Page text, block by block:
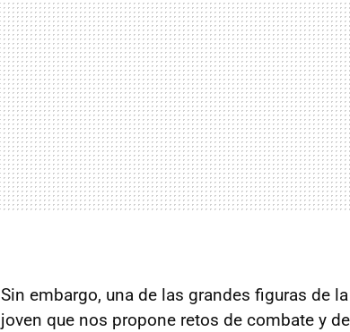
Sin embargo, una de las grandes figuras de
joven que nos propone retos de combate y